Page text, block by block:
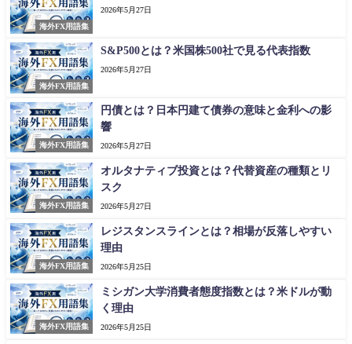
海外FX用語集
2026年5月27日
海外FX用語集
S&P500とは？米国株500社で見る代表指数
2026年5月27日
海外FX用語集
円債とは？日本円建て債券の意味と金利への影
響
2026年5月27日
海外FX用語集
オルタナティブ投資とは？代替資産の種類とリ
スク
2026年5月27日
海外FX用語集
レジスタンスラインとは？相場が反落しやすい
理由
2026年5月25日
海外FX用語集
ミシガン大学消費者態度指数とは？米ドルが動
く理由
2026年5月25日